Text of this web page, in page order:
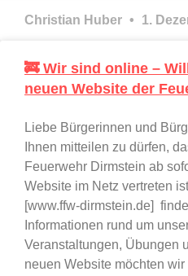
Christian Huber 1.
🚒 Wir sind online –
neuen Website der
Liebe Bürgerinnen und
Ihnen mitteilen zu dürfen,
Feuerwehr Dirmstein ab
Website im Netz vertreten
[www.ffw-dirmstein.de]
Informationen rund um
Veranstaltungen, Übungen
neuen Website möchten